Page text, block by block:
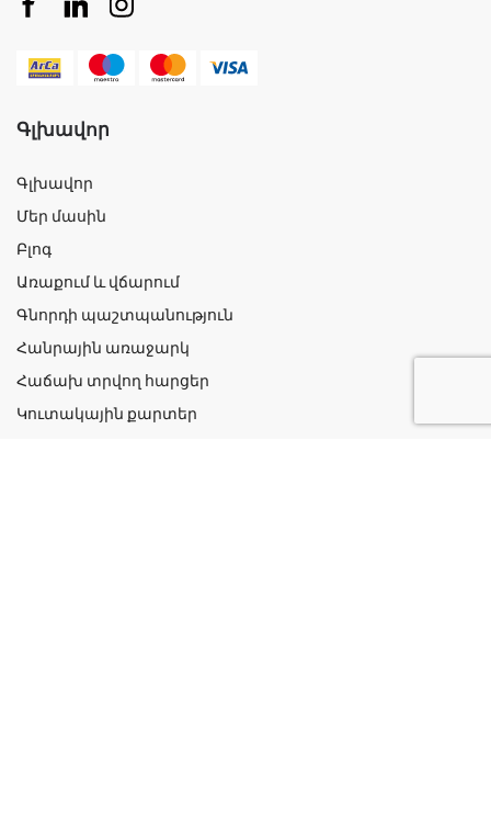
Գլխավոր
Գլխավոր
Մեր մասին
Բլոգ
Առաքում և վճարում
Գնորդի պաշտպանություն
Հանրային առաջարկ
Հաճախ տրվող հարցեր
Կուտակային քարտեր